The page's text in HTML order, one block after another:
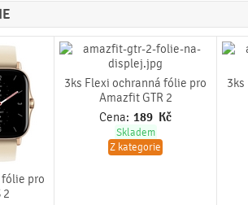
pro
2
3ks Flexi ochranná fólie pro
Amazfit GTR 2
Cena: 189 Kč
Skladem
Z kategorie